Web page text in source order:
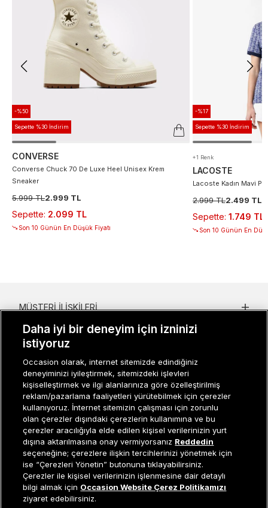
Sepete Ekle
-%50
Sepette %30 İndirim
CONVERSE
Converse Chuck 70 De Luxe Heel Unisex Krem
Sneaker
5.999 TL2.999 TL
Sepette: 2.099 TL
Son 10 Günün En Düşük Fiyatı
-%17
Sepette %30 İndirim
+1 Renk
LACOSTE
Lacoste Kadın Mavi
2.999 TL2.499 TL
Sepette: 1.749 TL
Son 10 Günün En
Müşteri İlişkileri0 850 800 01 20
MÜŞTERI İLIŞKILERI
KURUMSAL
GRUP MARKALAR
ERKEK KATEGORILER
Occasion bir EREN PERAKENDE markasıdır. © Eren Holding
Daha iyi bir deneyim için izninizi
istiyoruz
Occasion olarak, internet sitemizde edindiğiniz
deneyiminizi iyileştirmek, sitemizdeki işlevleri
kişiselleştirmek ve ilgi alanlarınıza göre özelleştirilmiş
reklam/pazarlama faaliyetleri yürütebilmek için çerezler
kullanıyoruz. İnternet sitemizin çalışması için zorunlu
olan çerezler dışındaki çerezlerin kullanımına ve bu
çerezler aracılığıyla elde edilen kişisel verilerinizin yurt
dışına aktarılmasına onay vermiyorsanız Reddedin
seçeneğine; çerezlere ilişkin tercihlerinizi yönetmek için
ise “Çerezleri Yönetin” butonuna tıklayabilirsiniz.
Çerezler ile kişisel verilerinizin işlenmesine dair detaylı
bilgi almak için Occasion Website Çerez Politikamızı
ziyaret edebilirsiniz.